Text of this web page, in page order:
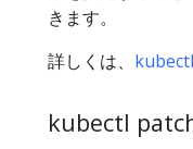
きます。
詳しくは、
kubectl